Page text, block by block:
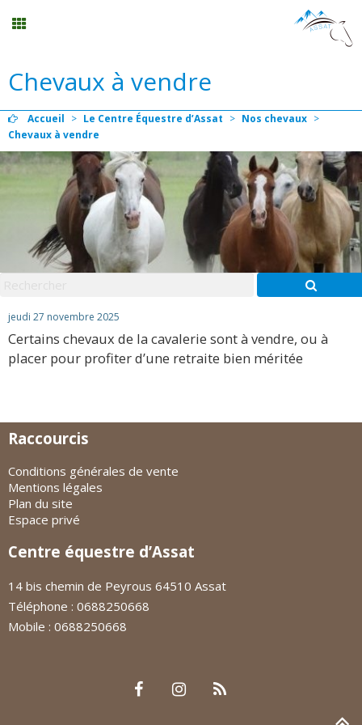
Randonnée
Planning
Mon compte
Chevaux à vendre
Accueil > Le Centre Équestre d’Assat > Nos chevaux >
Chevaux à vendre
jeudi 27 novembre 2025
Certains chevaux de la cavalerie sont à vendre, ou à
placer pour profiter d’une retraite bien méritée
Raccourcis
Conditions générales de vente
Mentions légales
Plan du site
Espace privé
Centre équestre d’Assat
14 bis chemin de Peyrous 64510 Assat
Téléphone : 0688250668
Mobile : 0688250668